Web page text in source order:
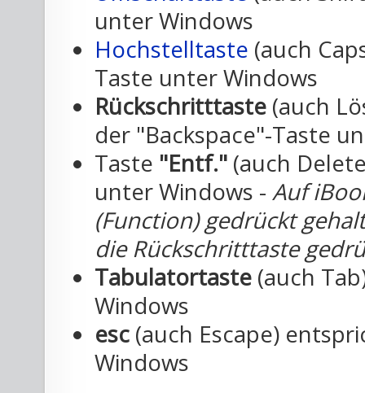
unter Windows
Hochstelltaste (auch
Taste unter Windows
Rückschritttaste (auch
der "Backspace"-Taste
Taste "Entf." (auch
unter Windows - Auf
(Function) gedrückt
die Rückschritttaste
Tabulatortaste (auch
Windows
esc (auch Escape)
Windows